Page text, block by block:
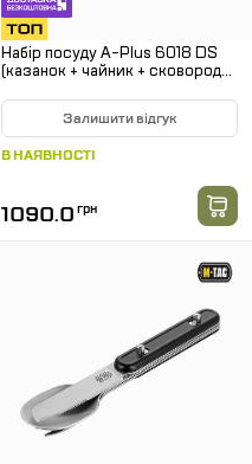
Набір посуду A-Plus 6018 DS
(казанок + чайник + сковорода
Залишити відгук
В НАЯВНОСТІ
1090.0 грн